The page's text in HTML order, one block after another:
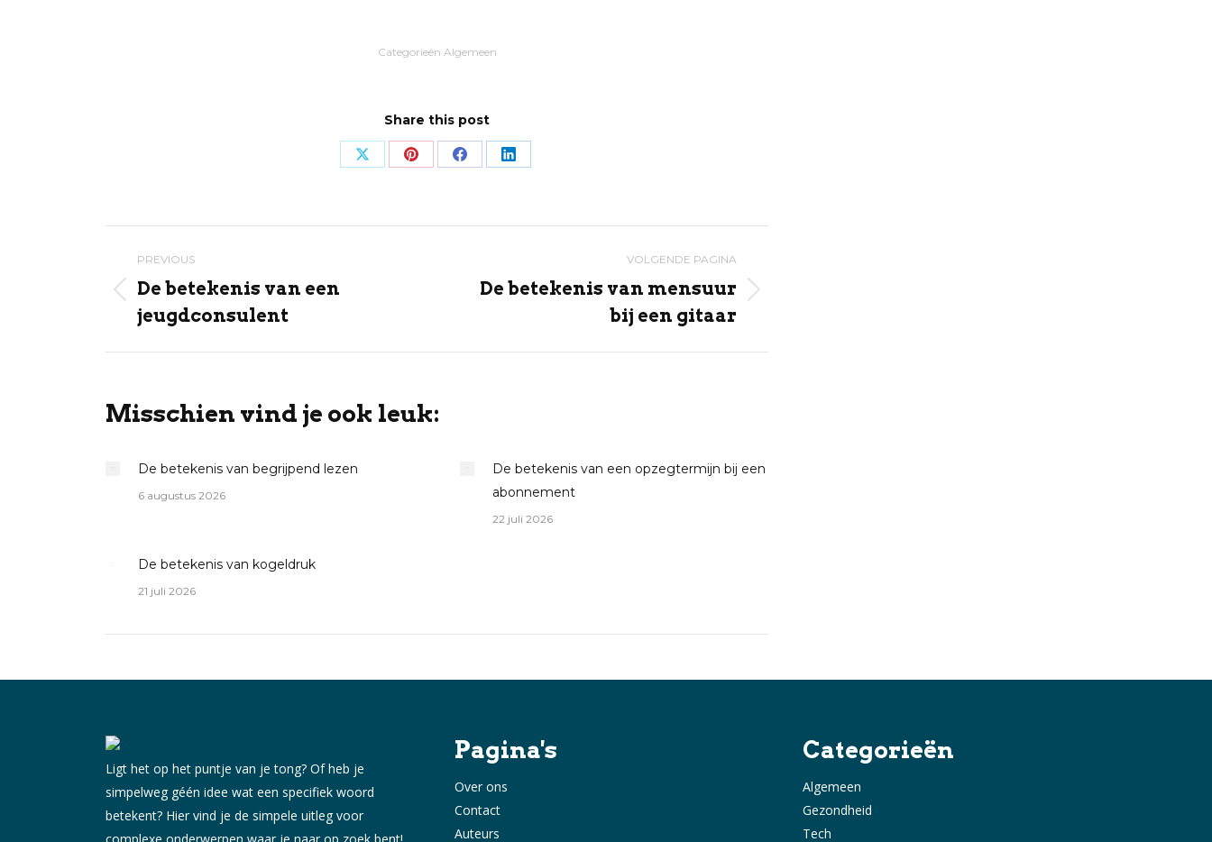
Categorieën Algemeen
Share this post
Share Share Share Share
navigation
PREVIOUS
Previous
post:
De betekenis van een
jeugdconsulent
VOLGENDE PAGINA
Volgende
De betekenis van mensuur
bij een gitaar
Misschien vind je ook leuk:
De betekenis van begrijpend lezen
6 augustus 2026
De betekenis van een opzegtermijn bij een
abonnement
22 juli 2026
De betekenis van kogeldruk
21 juli 2026
Ligt het op het puntje van je tong? Of heb je
simpelweg géén idee wat een specifiek woord
betekent? Hier vind je de simpele uitleg voor
Pagina's
Over ons
Contact
Auteurs
Categorieën
Algemeen
Gezondheid
Tech